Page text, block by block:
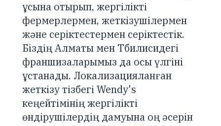
ұсына отырып, жергілікті
фермерлермен, жеткізушілермен
және серіктестермен серіктестік.
Біздің Алматы мен Тбилисидегі
франшизаларымыз да осы үлгіні
ұстанады. Локализацияланған
жеткізу тізбегі Wendy's
кеңейтімінің жергілікті
өндірушілердің дамуына оң әсерін